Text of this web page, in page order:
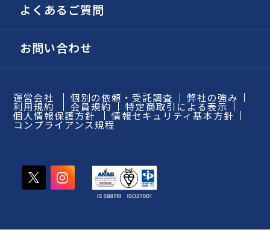
よくあるご質問
お問い合わせ
運営会社 個別の依頼・受託調査 弊社の強み
利用規約 会員規約 特定商取引による表示
個人情報保護方針 情報セキュリティ基本方針
コンプライアンス規程